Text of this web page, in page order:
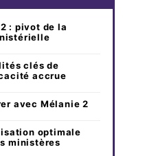
: pivot de la
clés de
accrue
avec Mélanie 2
optimale
ministères